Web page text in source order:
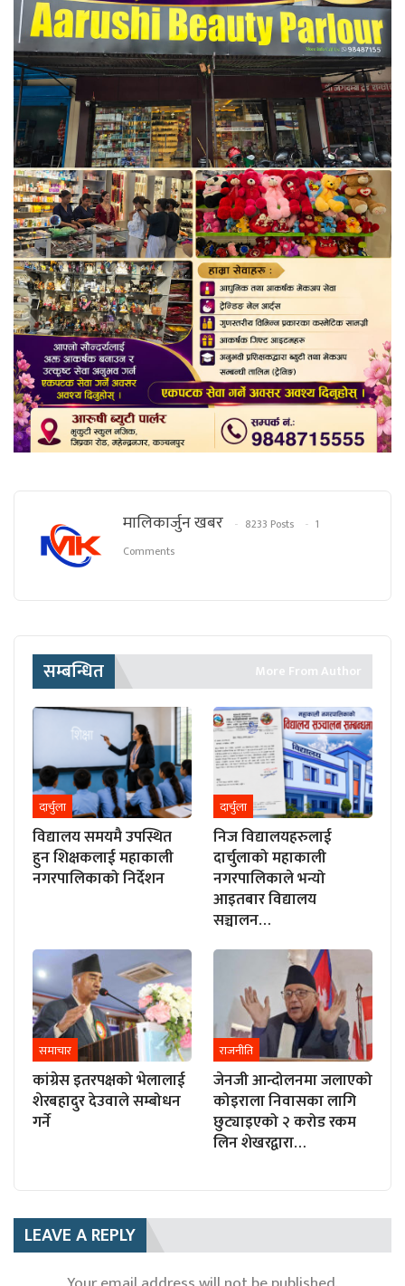
मालिकार्जुन खबर 8233 Posts
1
Comments
सम्बन्धित More From Author
दार्चुला
विद्यालय समयमै उपस्थित
हुन शिक्षकलाई महाकाली
नगरपालिकाको निर्देशन
दार्चुला
निज विद्यालयहरुलाई
दार्चुलाको महाकाली
नगरपालिकाले भन्यो
आइतबार विद्यालय
सञ्चालन…
समाचार
कांग्रेस इतरपक्षको भेलालाई
शेरबहादुर देउवाले सम्बोधन
गर्ने
राजनीति
जेनजी आन्दोलनमा जलाएको
कोइराला निवासका लागि
छुट्याइएको २ करोड रकम
लिन शेखरद्वारा…
LEAVE A REPLY